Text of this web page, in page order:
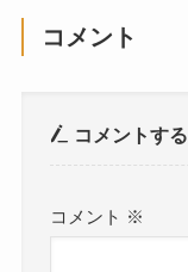
コメント
コメントする
コメント ※